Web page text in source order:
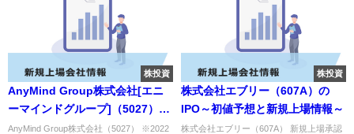
株投資
AnyMind Group株式会社[エニ
ーマインドグループ]（5027）の
IPO～初値予想と新規上場情報～
AnyMind Group株式会社（5027） ※2022
株投資
株式会社エブリー（607A）の
IPO～初値予想と新規上場情報～
株式会社エブリー（607A） 新規上場承認